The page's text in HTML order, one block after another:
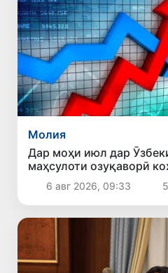
Молия
Дар моҳи июл дар
маҳсулоти озуқаворӣ
молу хидматрасониҳо
6 авг 2026, 09:33